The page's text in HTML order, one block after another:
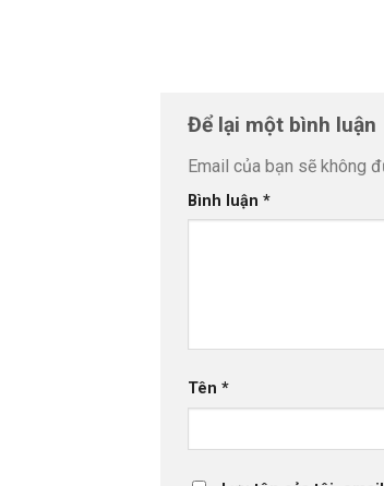
Để lại một bình luận
Email của bạn sẽ không
Bình luận *
Tên *